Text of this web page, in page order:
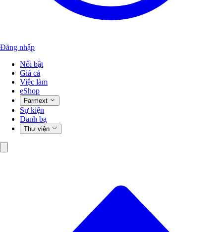
Đăng nhập
Nổi bật
Giá cả
Việc làm
eShop
Farmext
Sự kiện
Danh bạ
Thư viện